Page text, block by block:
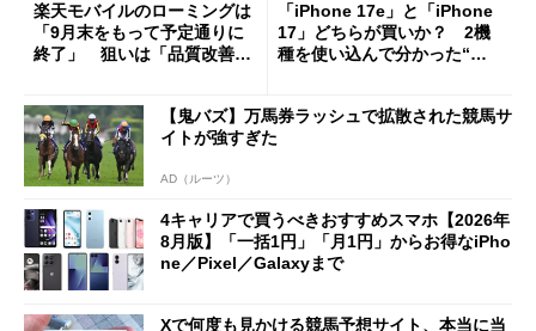
楽天モバイルのローミングは
「9月末をもって予定通りに
終了」 狙いは「品質改善」
も
「iPhone 17e」と「iPhone
17」どちらが買いか？ 2機
種を使い込んで分かった“ス
【鬼バズ】万馬券ラッシュで拡散された競馬サ
イトが強すぎた
AD（ルーツ）
4キャリアで買うべきおすすめスマホ【2026年
8月版】「一括1円」「月1円」からお得なiPho
ne／Pixel／Galaxyまで
Xで何度も見かける競馬予想サイト、本当に当